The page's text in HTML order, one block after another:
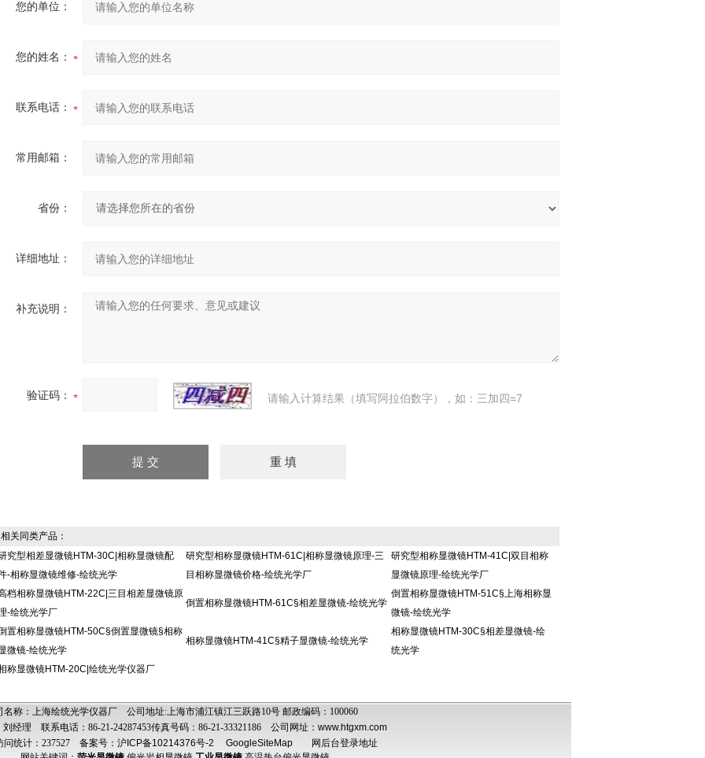
您的单位：
您的姓名：
联系电话：
常用邮箱：
省份：
详细地址：
补充说明：
验证码： 请输入计算结果（填写阿拉伯数字），如：三加四=7
同类产品：
究型相差显微镜HTM-30C|相称显微镜配
-相称显微镜维修-绘统光学
研究型相称显微镜HTM-61C|相称显微镜原理-三
目相称显微镜价格-绘统光学厂
研究型相称显微镜HTM-41C|双目相称
显微镜原理-绘统光学厂
档相称显微镜HTM-22C|三目相差显微镜原
-绘统光学厂
倒置相称显微镜HTM-61C§相差显微镜-绘统光学
倒置相称显微镜HTM-51C§上海相称显
微镜-绘统光学
置相称显微镜HTM-50C§倒置显微镜§相称
微镜-绘统光学
相称显微镜HTM-41C§精子显微镜-绘统光学
相称显微镜HTM-30C§相差显微镜-绘
统光学
称显微镜HTM-20C|绘统光学仪器厂
名称：上海绘统光学仪器厂 公司地址:上海市浦江镇江三跃路10号 邮政编码：100060
刘经理 联系电话：86-21-24287453传真号码：86-21-33321186 公司网址： www.htgxm.com
问统计：237527 备案号：沪ICP备10214376号-2 GoogleSiteMap
网后台登录地址